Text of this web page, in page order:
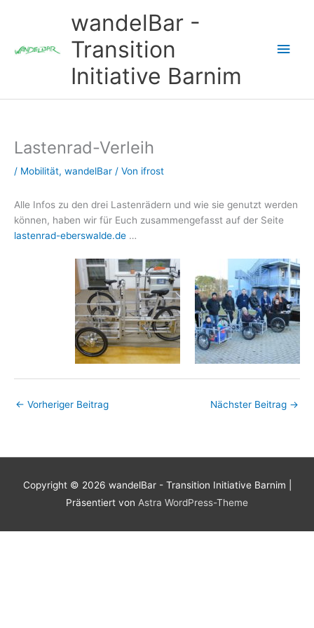
wandelBar -
Transition
Initiative Barnim
Lastenrad-Verleih
/ Mobilität, wandelBar / Von ifrost
Alle Infos zu den drei Lastenrädern und wie sie genutzt werden
können, haben wir für Euch zusammengefasst auf der Seite
lastenrad-eberswalde.de …
← Vorheriger Beitrag Nächster Beitrag →
Copyright © 2026 wandelBar - Transition Initiative Barnim
Präsentiert von Astra WordPress-Theme